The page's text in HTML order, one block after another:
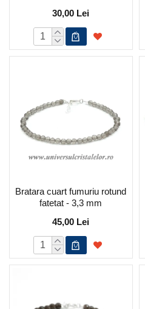
30,00 Lei
Bratara cuart fumuriu rotund
fatetat - 3,3 mm
45,00 Lei